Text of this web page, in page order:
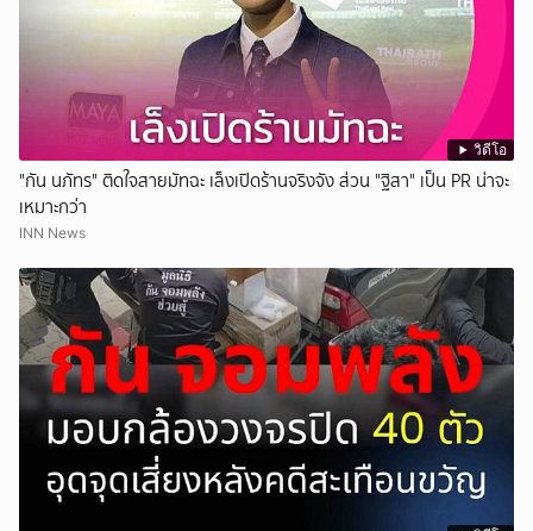
วิดีโอ
"กัน นภัทร" ติดใจสายมัทฉะ เล็งเปิดร้านจริงจัง ส่วน "ฐิสา" เป็น PR น่าจะ
เหมาะกว่า
INN News